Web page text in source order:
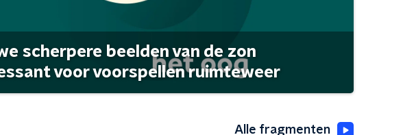
scherpere beelden van de zon
voor voorspellen ruimteweer
Alle fragmenten